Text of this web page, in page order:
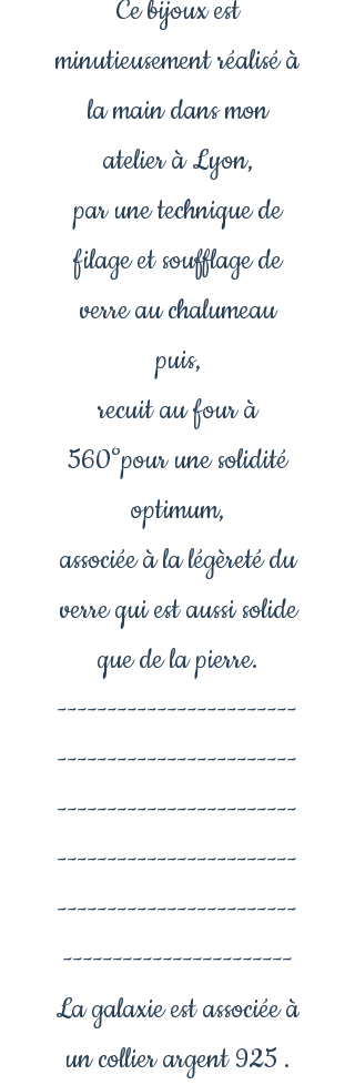
Ce bijoux est
minutieusement réalisé à
la main dans mon
atelier à Lyon,
par une technique de
filage et soufflage de
verre au chalumeau
puis,
recuit au four à
560°pour une solidité
optimum,
associée à la légèreté du
verre qui est aussi solide
que de la pierre.
------------------------
------------------------
------------------------
------------------------
------------------------
-----------------------
La galaxie est associée à
un collier argent 925 .